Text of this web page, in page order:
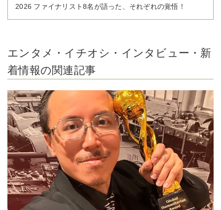
2026 ファイナリスト8名が語った、それぞれの覚悟！
エンタメ・イチオシ・インタビュー・新
着情報の関連記事